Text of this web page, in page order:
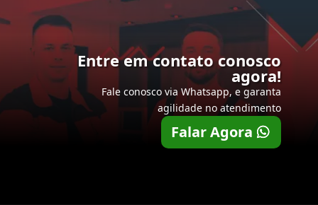
Entre em contato conosco
agora!
Fale conosco via Whatsapp, e garanta
agilidade no atendimento
Falar Agora